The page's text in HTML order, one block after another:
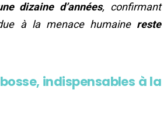
dizaine d’années, confirmant
à la menace humainereste
indispensables à la